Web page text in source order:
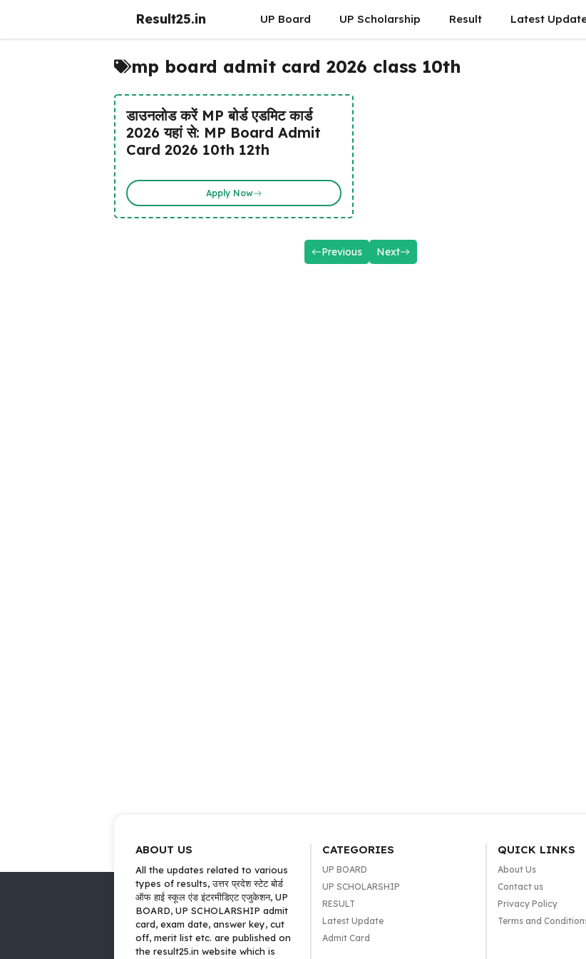
Result25.in UP Board UP Scholarship Result Latest
mp board admit card 2026 class 10th
डाउनलोड करें MP बोर्ड एडमिट कार्ड
2026 यहां से: MP Board Admit
Card 2026 10th 12th
Apply Now
Previous Next
ABOUT US
All the updates related to various
types of results, उत्तर प्रदेश स्टेट बोर्ड
ऑफ हाई स्कूल एंड इंटरमीडिएट एजुकेशन, UP
BOARD, UP SCHOLARSHIP admit
card, exam date, answer key, cut
off, merit list etc. are published on
the result25.in website which is
CATEGORIES
UP BOARD
UP SCHOLARSHIP
RESULT
Latest Update
Admit Card
QUICK LINKS
About Us
Contact us
Privacy Policy
Terms and